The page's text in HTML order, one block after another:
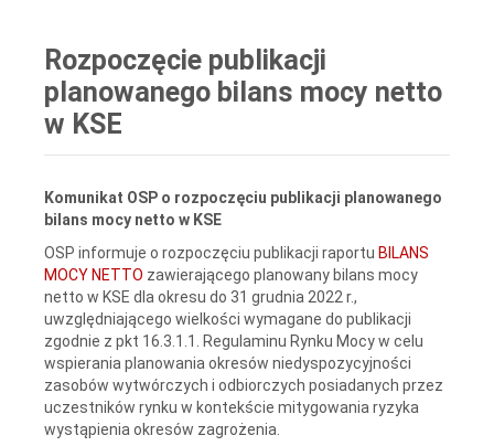
Rozpoczęcie publikacji
planowanego bilans mocy netto
w KSE
Komunikat OSP o rozpoczęciu publikacji planowanego
bilans mocy netto w KSE
OSP informuje o rozpoczęciu publikacji raportu BILANS
MOCY NETTO zawierającego planowany bilans mocy
netto w KSE dla okresu do 31 grudnia 2022 r.,
uwzględniającego wielkości wymagane do publikacji
zgodnie z pkt 16.3.1.1. Regulaminu Rynku Mocy w celu
wspierania planowania okresów niedyspozycyjności
zasobów wytwórczych i odbiorczych posiadanych przez
uczestników rynku w kontekście mitygowania ryzyka
wystąpienia okresów zagrożenia.